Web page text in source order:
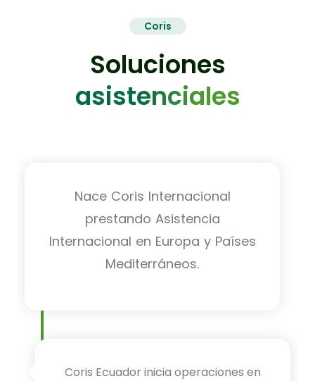
Coris
Soluciones
asistenciales
Nace Coris Internacional
prestando Asistencia
Internacional en Europa y Países
Mediterráneos.
Coris Ecuador inicia operaciones en